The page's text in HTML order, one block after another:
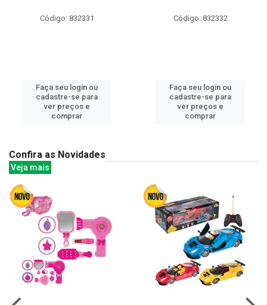
Código: 832331
Faça seu login ou
cadastre-se para
ver preços e
comprar
Código: 832332
Faça seu login ou
cadastre-se para
ver preços e
comprar
Confira as Novidades
Veja mais